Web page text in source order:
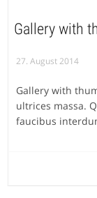
Gallery with
27. August 2014
Gallery with
ultrices massa.
faucibus